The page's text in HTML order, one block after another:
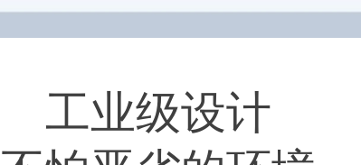
工业级设计